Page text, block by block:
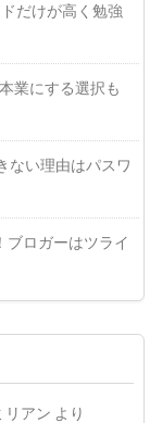
だけが高く勉強
業にする選択も
ない理由はパスワ
ブロガーはツライ
リアン より